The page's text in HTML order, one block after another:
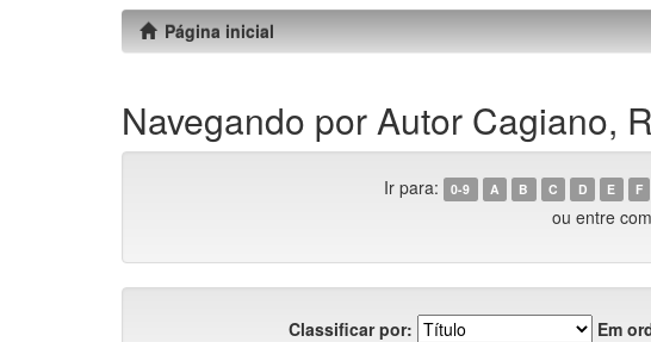
Página inicial
Navegando por Autor Cagiano,
Ir para: 0-9 A B C D E F
ou entre
Classificar por: Em